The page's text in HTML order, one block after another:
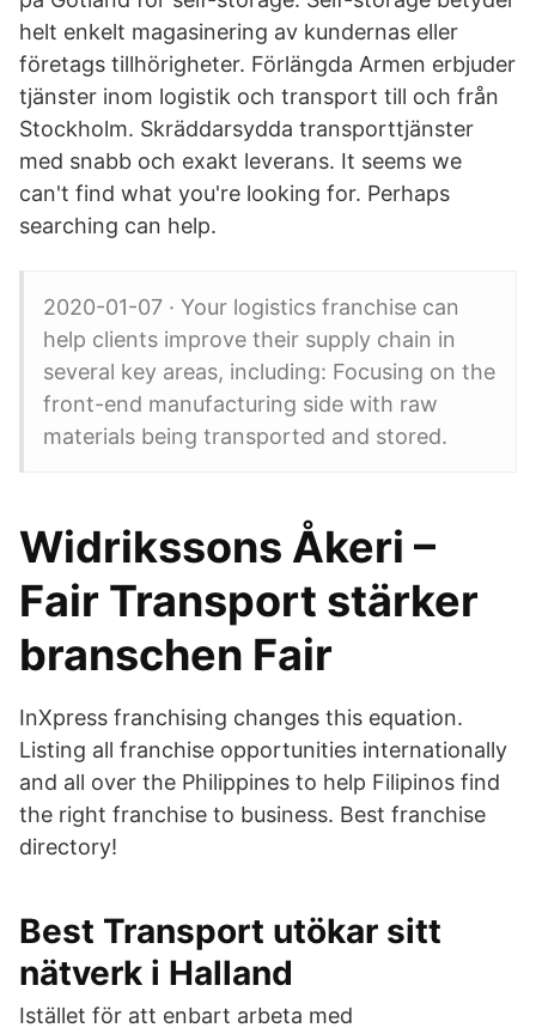
helt enkelt magasinering av kundernas eller
företags tillhörigheter. Förlängda Armen erbjuder
tjänster inom logistik och transport till och från
Stockholm. Skräddarsydda transporttjänster
med snabb och exakt leverans. It seems we
can't find what you're looking for. Perhaps
searching can help.
2020-01-07 · Your logistics franchise can
help clients improve their supply chain in
several key areas, including: Focusing on the
front-end manufacturing side with raw
materials being transported and stored.
Widrikssons Åkeri –
Fair Transport stärker
branschen Fair
InXpress franchising changes this equation.
Listing all franchise opportunities internationally
and all over the Philippines to help Filipinos find
the right franchise to business. Best franchise
directory!
Best Transport utökar sitt
nätverk i Halland
Istället för att enbart arbeta med